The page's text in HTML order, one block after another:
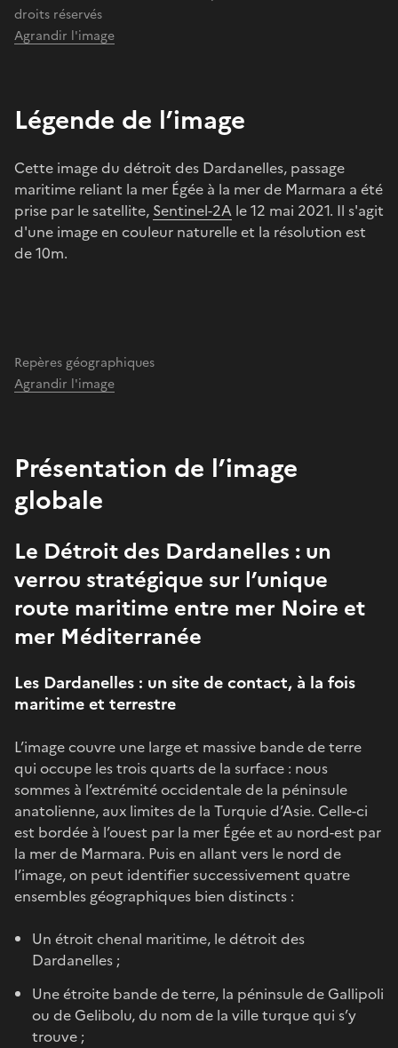
droits réservés
Agrandir l'image
Légende de l’image
Cette image du détroit des Dardanelles, passage
maritime reliant la mer Égée à la mer de Marmara a été
prise par le satellite, Sentinel-2A le 12 mai 2021. Il s'agit
d'une image en couleur naturelle et la résolution est
de 10m.
Repères géographiques
Agrandir l'image
Présentation de l’image
globale
Le Détroit des Dardanelles : un
verrou stratégique sur l’unique
route maritime entre mer Noire et
mer Méditerranée
Les Dardanelles : un site de contact, à la fois
maritime et terrestre
L’image couvre une large et massive bande de terre
qui occupe les trois quarts de la surface : nous
sommes à l’extrémité occidentale de la péninsule
anatolienne, aux limites de la Turquie d’Asie. Celle-ci
est bordée à l’ouest par la mer Égée et au nord-est par
la mer de Marmara. Puis en allant vers le nord de
l’image, on peut identifier successivement quatre
ensembles géographiques bien distincts :
Un étroit chenal maritime, le détroit des
Dardanelles ;
Une étroite bande de terre, la péninsule de Gallipoli
ou de Gelibolu, du nom de la ville turque qui s’y
trouve ;